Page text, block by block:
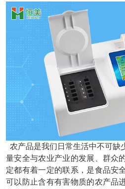
农产品是我们日常生活中不可缺
量安全与农业产业的发展、群众
定都有着一定的联系，是食品安
可以防止含有有害物质的农产品